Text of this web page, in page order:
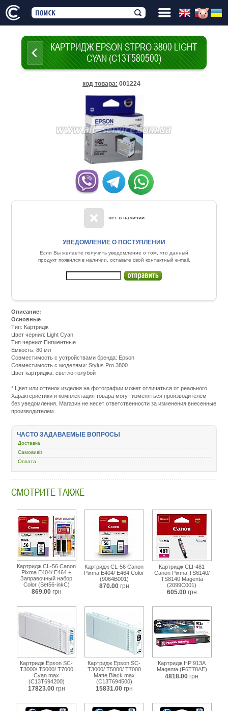
КАРТРИДЖ EPSON STPRO 3800 LIGHT
CYAN (C13T580500)
код товара: 001224
нет в наличии
УВЕДОМЛЕНИЕ О ПОСТУПЛЕНИИ
Если Вы желаете получить уведомление о том, что данный
продукт появился в наличии, оставьте свой контактный e-mail.
Описание:
Основные
Тип: Картридж
Цвет чернил: Light Cyan
Тип чернил: Пигментные
Емкость: 80 мл
Совместимость с устройствами бренда: Epson
Совместимость с моделями: Stylus Pro 3800
Цвет картриджа: светло-голубой
service.com.uacatalog/1119-
rashodnye-
materialy/5258-
strujnyh-
printerov/1224-
stpro-
3800-
cyan-
c13t580500.html
* Цвет или оттенок изделия на фотографии может отличаться от реального.
Характеристики и комплектация товара могут изменяться производителем
без уведомления. Магазин не несет ответственности за изменения внесенные
производителем.
ЧАСТО ЗАДАВАЕМЫЕ ВОПРОСЫ
Доставка
Самовивіз
Оплата
СМОТРИТЕ ТАКЖЕ
Картридж CL-56 Canon
Pixma E404/ E464 +
Заправочный набор
Color (Set56-inkC)
869.00 грн
Картридж CL-56 Canon
Pixma E404/ E464 Color
(9064B001)
870.00 грн
Картридж CLI-481
Canon Pixma TS6140/
TS8140 Magenta
(2099C001)
605.00 грн
Картридж Epson SC-
T3000/ T5000/ T7000
Cyan max
(C13T694200)
17823.00 грн
Картридж Epson SC-
T3000/ T5000/ T7000
Matte Black max
(C13T694500)
15831.00 грн
Картридж HP 913A
Magenta (F6T78AE)
4818.00 грн